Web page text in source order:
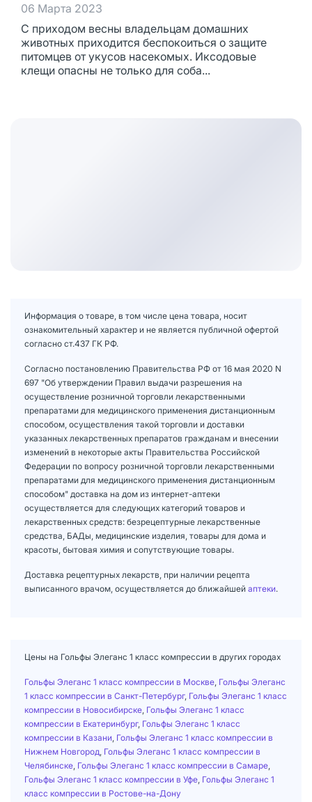
06 Марта 2023
С приходом весны владельцам домашних
животных приходится беспокоиться о защите
питомцев от укусов насекомых. Иксодовые
клещи опасны не только для соба...
Информация о товаре, в том числе цена товара, носит
ознакомительный характер и не является публичной офертой
согласно ст.437 ГК РФ.
Согласно постановлению Правительства РФ от 16 мая 2020 N
697 "Об утверждении Правил выдачи разрешения на
осуществление розничной торговли лекарственными
препаратами для медицинского применения дистанционным
способом, осуществления такой торговли и доставки
указанных лекарственных препаратов гражданам и внесении
изменений в некоторые акты Правительства Российской
Федерации по вопросу розничной торговли лекарственными
препаратами для медицинского применения дистанционным
способом" доставка на дом из интернет-аптеки
осуществляется для следующих категорий товаров и
лекарственных средств: безрецептурные лекарственные
средства, БАДы, медицинские изделия, товары для дома и
красоты, бытовая химия и сопутствующие товары.
Доставка рецептурных лекарств, при наличии рецепта
выписанного врачом, осуществляется до ближайшей аптеки.
Цены на Гольфы Элеганс 1 класс компрессии в других городах
Гольфы Элеганс 1 класс компрессии в Москве, Гольфы Элеганс
1 класс компрессии в Санкт-Петербург, Гольфы Элеганс 1 класс
компрессии в Новосибирске, Гольфы Элеганс 1 класс
компрессии в Екатеринбург, Гольфы Элеганс 1 класс
компрессии в Казани, Гольфы Элеганс 1 класс компрессии в
Нижнем Новгород, Гольфы Элеганс 1 класс компрессии в
Челябинске, Гольфы Элеганс 1 класс компрессии в Самаре,
Гольфы Элеганс 1 класс компрессии в Уфе, Гольфы Элеганс 1
класс компрессии в Ростове-на-Дону